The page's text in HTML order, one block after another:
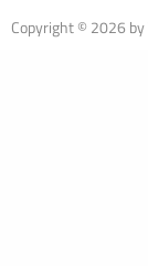
Copyright © 2026